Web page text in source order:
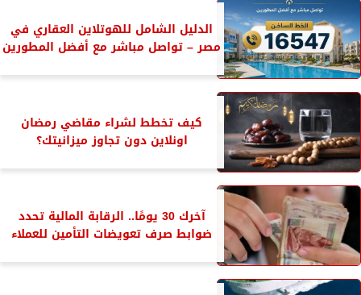
الدليل الشامل للهوتلاين العقاري في
مصر – تواصل مباشر مع أفضل المطورين
كيف تخطط لشراء مقاضي رمضان
اونلاين دون تجاوز ميزانيتك؟
آخرك 30 يومًا.. الرقابة المالية تحدد
ضوابط صرف تعويضات التأمين للعملاء